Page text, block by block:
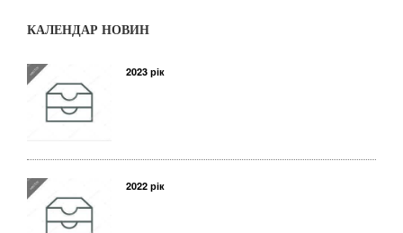
КАЛЕНДАР НОВИН
2023 рік
2022 рік